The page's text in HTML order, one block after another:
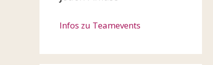
Infos zu Teamevents